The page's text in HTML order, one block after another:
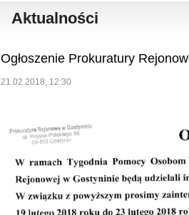
Aktualności
Ogłoszenie Prokuratury
21.02.2018, 12:30